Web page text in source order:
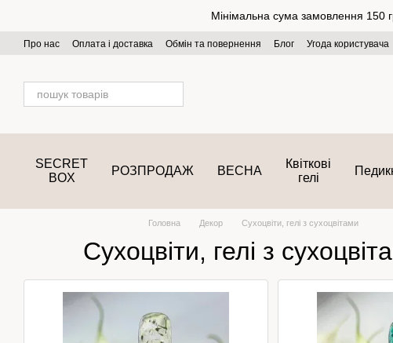
Мінімальна сума замовлення 150
Про нас Оплата і доставка Обмін та повернення Блог Угода користувача
SECRET
BOX
РОЗПРОДАЖ ВЕСНА
Квіткові
гелі
Головна Декор Сухоцвіти, гелі з сухоцвітами
Сухоцвіти, гелі з